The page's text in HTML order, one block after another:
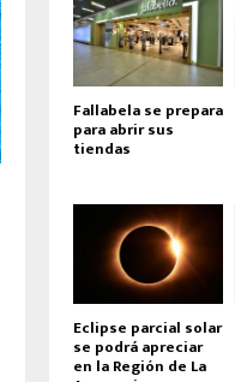
Fallabela se prepara
para abrir sus
tiendas
Eclipse parcial solar
se podrá apreciar
en la Región de La